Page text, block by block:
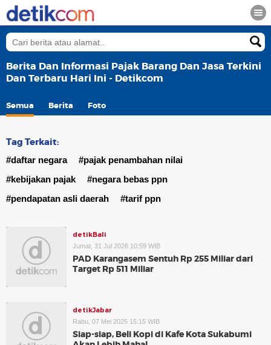
Berita Dan Informasi Pajak Barang Dan Jasa Terkini
Dan Terbaru Hari Ini - Detikcom
Semua Berita Foto
Tag Terkait:
#daftar negara
#pajak penambahan nilai
#kebijakan pajak
#negara bebas ppn
#pendapatan asli daerah
#tarif ppn
detikBali
Jumat, 31 Jul 2026 10:59 WIB
PAD Karangasem Sentuh Rp 255 Miliar dari
Target Rp 511 Miliar
detikJabar
Rabu, 07 Mei 2025 15:15 WIB
Siap-siap, Beli Kopi di Kafe Kota Sukabumi